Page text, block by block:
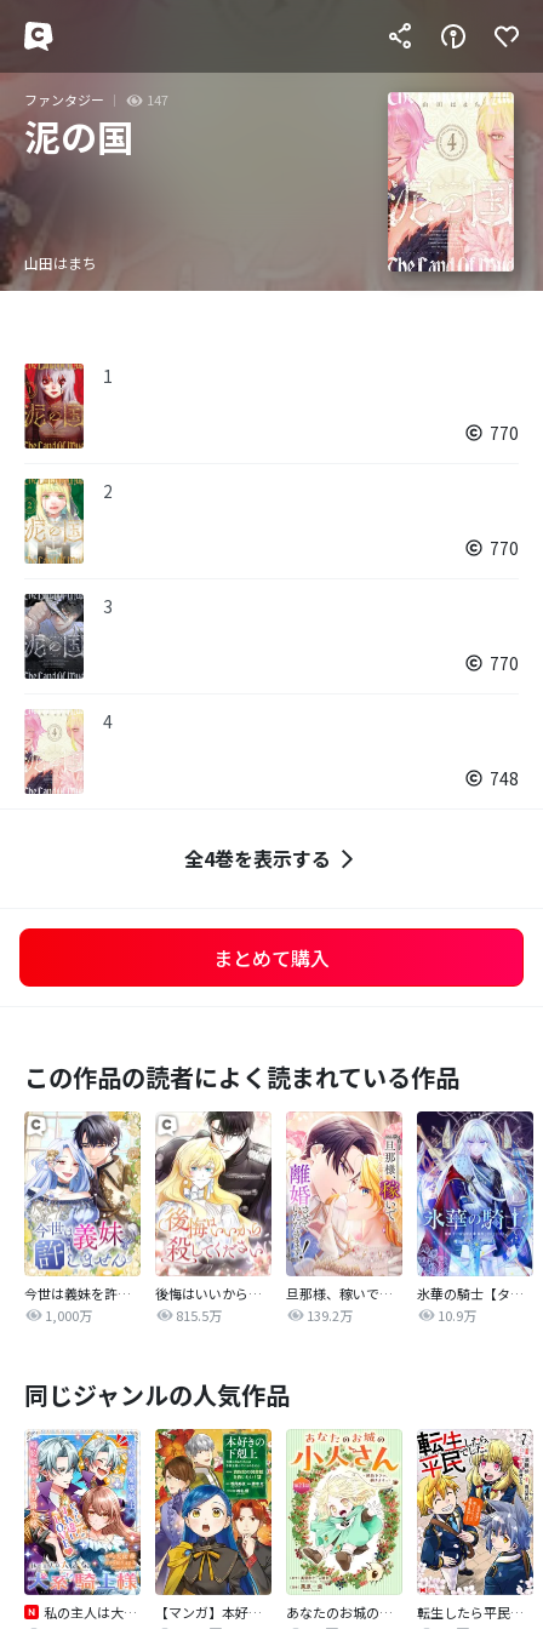
ファンタジー 147
泥の国
山田はまち
1
770
2
770
3
770
4
748
全4巻を表示する
まとめて購入
この作品の読者によく読まれている作品
今世は義妹を許しません
1,000万
後悔はいいから殺してください
815.5万
旦那様、稼いで離婚させていただきます！
139.2万
氷華の騎士【タテヨミ】
10.9万
同じジャンルの人気作品
私の主人は大きな犬系騎士様
【マンガ】本好きの下剋上 第四部
あなたのお城の小人さん ～御飯下さい、働きますっ～（コミック）【分冊版】
転生したら平民でした。～生活水準に耐えられないので貴族を目指します～（コミック）